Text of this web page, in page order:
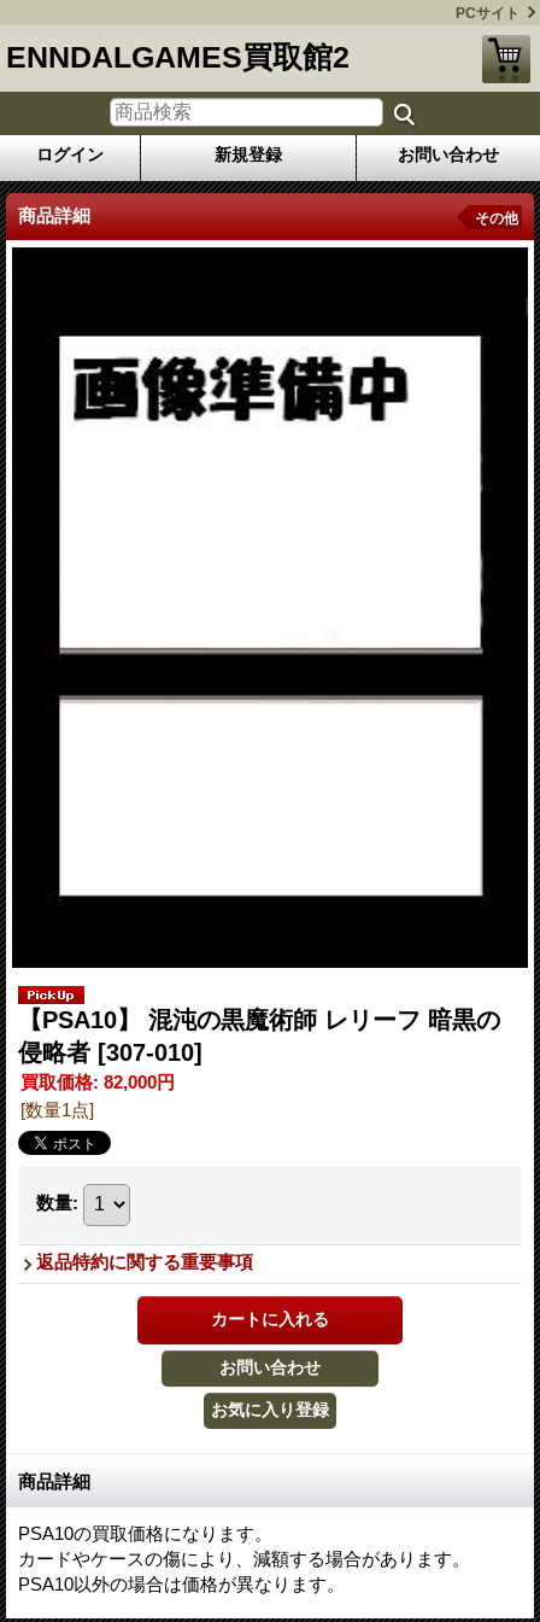
PCサイト
ENNDALGAMES買取館2
ログイン 新規登録 お問い合わせ
商品詳細 その他
【PSA10】 混沌の黒魔術師 レリーフ 暗黒の
侵略者 [307-010]
買取価格: 82,000円
[数量1点]
数量:
返品特約に関する重要事項
商品詳細
PSA10の買取価格になります。
カードやケースの傷により、減額する場合があります。
PSA10以外の場合は価格が異なります。